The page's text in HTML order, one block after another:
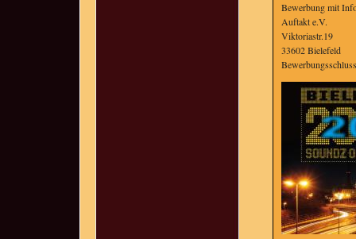
Bewerbung mit
Auftakt e.V.
Viktoriastr.19
33602 Bielefeld